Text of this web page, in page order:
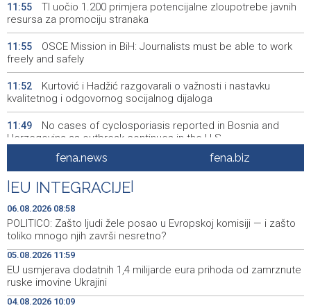
11:55
TI uočio 1.200 primjera potencijalne zloupotrebe javnih
resursa za promociju stranaka
11:55
OSCE Mission in BiH: Journalists must be able to work
freely and safely
11:52
Kurtović i Hadžić razgovarali o važnosti i nastavku
kvalitetnog i odgovornog socijalnog dijaloga
11:49
No cases of cyclosporiasis reported in Bosnia and
Herzegovina as outbreak continues in the U.S.
OSCE: Ruska Federacija nastavlja kršiti međunarodne
obaveze na zabrinjavajući način
11:42
Ministarstvo civilnih poslova BiH unaprijedilo sustav
registracije sportskih organizacija
Najmanje 21 osoba je umrla u Južnoj Koreji u toplotnom
talasu
11:34
Central Bank of Bosnia and Herzegovina officially
applies for SEPA membership
fena.news fena.biz
EU INTEGRACIJE
06.08.2026 08:58
POLITICO: Zašto ljudi žele posao u Evropskoj komisiji — i zašto
toliko mnogo njih završi nesretno?
05.08.2026 11:59
EU usmjerava dodatnih 1,4 milijarde eura prihoda od zamrznute
ruske imovine Ukrajini
04.08.2026 10:09